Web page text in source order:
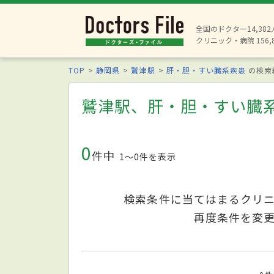
全国のドクター14,382
クリニック・病院
TOP 静岡県 鷲津駅 肝・胆・すい臓系疾患 の検
鷲津駅、肝・胆・すい臓
0件中 1〜0件を表示
検索条件に当てはまるクリ
再度条件を変